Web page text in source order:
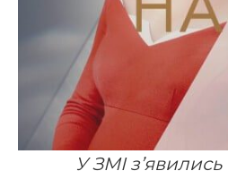
У ЗМІ з’явились